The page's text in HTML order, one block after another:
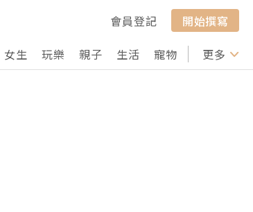
會員登記
開始撰寫
女生 玩樂 親子 生活 寵物 行山 打卡
更多